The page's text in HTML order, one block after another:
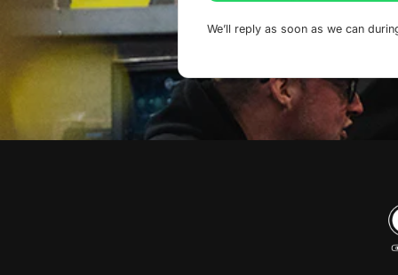
We’ll reply as soon as we can